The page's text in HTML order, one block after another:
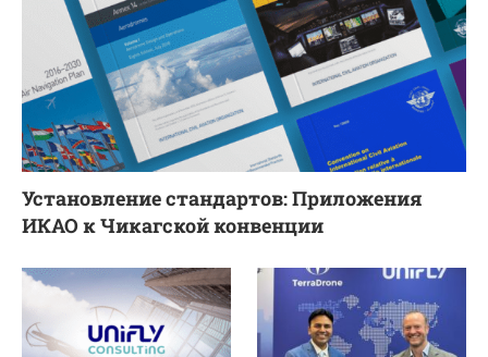
Установление стандартов: Приложения
ИКАО к Чикагской конвенции